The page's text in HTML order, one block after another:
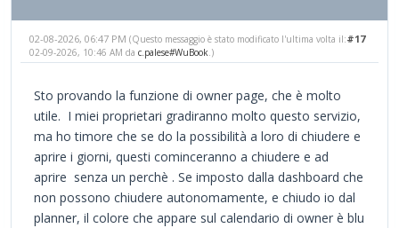
#17
02-08-2026, 06:47 PM (Questo messaggio è stato modificato l'ultima volta il:
02-09-2026, 10:46 AM da c.palese#WuBook.)
Sto provando la funzione di owner page, che è molto
utile. I miei proprietari gradiranno molto questo servizio,
ma ho timore che se do la possibilità a loro di chiudere e
aprire i giorni, questi cominceranno a chiudere e ad
aprire senza un perchè . Se imposto dalla dashboard che
non possono chiudere autonomamente, e chiudo io dal
planner, il colore che appare sul calendario di owner è blu